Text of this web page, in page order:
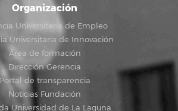
Organización
Universitaria de Empleo
Universitaria de Innovación
Área de formación
Dirección Gerencia
Portal de transparencia
Noticias Fundación
Universidad de La Laguna